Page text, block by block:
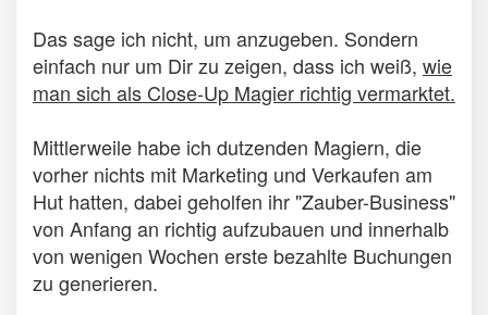
Das sage ich nicht, um anzugeben. Sondern
einfach nur um Dir zu zeigen, dass ich weiß, wie
man sich als Close-Up Magier richtig vermarktet.
Mittlerweile habe ich dutzenden Magiern, die
vorher nichts mit Marketing und Verkaufen am
Hut hatten, dabei geholfen ihr "Zauber-Business"
von Anfang an richtig aufzubauen und innerhalb
von wenigen Wochen erste bezahlte Buchungen
zu generieren.